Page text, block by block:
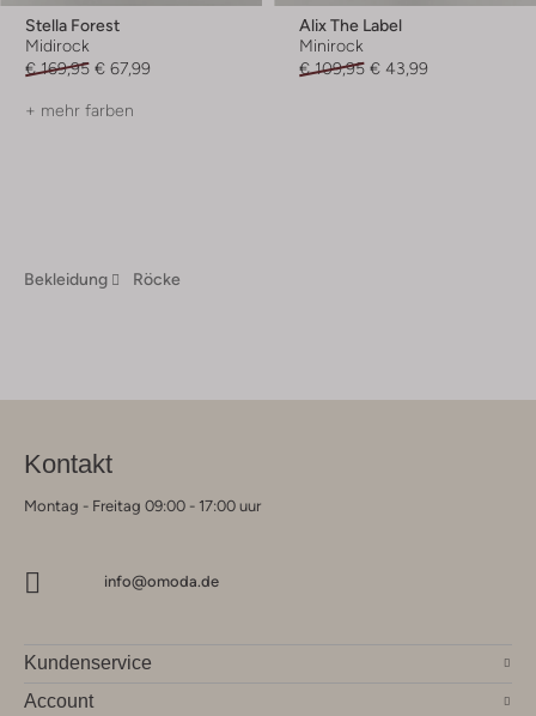
Stella Forest
Midirock
€ 169,95 € 67,99
+ mehr farben
Alix The Label
Minirock
€ 109,95 € 43,99
Bekleidung Röcke
Kontakt
Montag - Freitag 09:00 - 17:00 uur
info@omoda.de
Kundenservice
Account